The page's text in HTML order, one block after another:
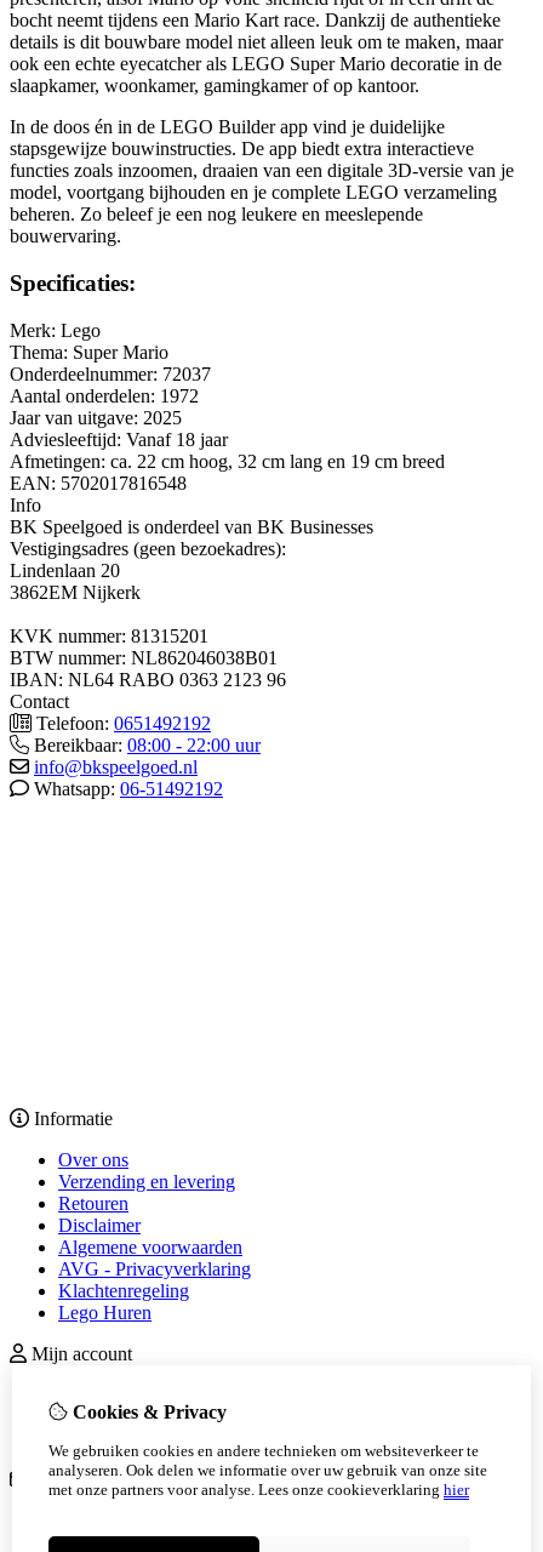
bocht neemt tijdens een Mario Kart race. Dankzij de authentieke
details is dit bouwbare model niet alleen leuk om te maken, maar
ook een echte eyecatcher als LEGO Super Mario decoratie in de
slaapkamer, woonkamer, gamingkamer of op kantoor.
In de doos én in de LEGO Builder app vind je duidelijke
stapsgewijze bouwinstructies. De app biedt extra interactieve
functies zoals inzoomen, draaien van een digitale 3D-versie van je
model, voortgang bijhouden en je complete LEGO verzameling
beheren. Zo beleef je een nog leukere en meeslepende
bouwervaring.
Specificaties:
Merk: Lego
Thema: Super Mario
Onderdeelnummer: 72037
Aantal onderdelen: 1972
Jaar van uitgave: 2025
Adviesleeftijd: Vanaf 18 jaar
Afmetingen: ca. 22 cm hoog, 32 cm lang en 19 cm breed
EAN: 5702017816548
Info
BK Speelgoed is onderdeel van BK Businesses
Vestigingsadres (geen bezoekadres):
Lindenlaan 20
3862EM Nijkerk
KVK nummer: 81315201
BTW nummer: NL862046038B01
IBAN: NL64 RABO 0363 2123 96
Contact
Telefoon: 0651492192
Bereikbaar: 08:00 - 22:00 uur
info@bkspeelgoed.nl
Whatsapp: 06-51492192
Informatie
Over ons
Verzending en levering
Retouren
Disclaimer
Algemene voorwaarden
AVG - Privacyverklaring
Klachtenregeling
Lego Huren
Mijn account
Bestelhistorie
Klantenservice
Retourneren
Cookies & Privacy
We gebruiken cookies en andere technieken om websiteverkeer te
analyseren. Ook delen we informatie over uw gebruik van onze site
met onze partners voor analyse. Lees onze cookieverklaring hier